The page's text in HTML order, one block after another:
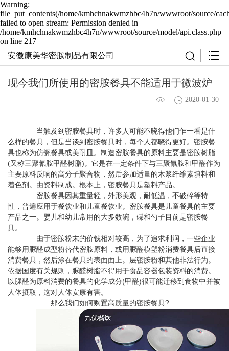
Warning:
file_put_contents(/home/kmhchnakwmzhbc4h7n/wwwroot/source/
failed to open stream: Permission denied in
/home/kmhchnakwmzhbc4h7n/wwwroot/source/model/api.class.php
on line 217
安徽康美华密胺制品有限公司
现今我们所使用的密胺餐具不能适用于微波炉
2020-01-30
当触及到密胺餐具时，许多人可能不晓得他们乍一看是什
么样的餐具，但是当谈到密胺餐具时，每个人都晓得更好。密胺餐
具也称为仿瓷餐具或美耐皿。制造密胺餐具的原料主要是密胺树脂
(又称三聚氰胺甲醛树脂)。它是在一定条件下与三聚氰胺和甲醛作为
主要原料反响的高分子聚合物，然后参加适量的木浆纤维素填料和
着色剂。由资料制成。根本上，密胺餐具是塑料产品。
密胺餐具因其重量轻，外形美观，耐低温，不破碎等特
性，普遍应用于餐饮业和儿童餐饮业。密胺餐具是儿童餐具的主要
产品之一。婴儿和幼儿常用的大多数碗，碟和勺子目前是密胺餐
具。
由于密胺粉末的价钱相对较高，为了追求利润，一些企业
能够用脲醛成型粉替代密胺原料，或用脲醛模塑粉消费餐具后直接
消费餐具，然后涂在餐具的表面面上。层密胺粉和其他非法行为。
依据国度有关规则，脲醛树脂不得用于食品容器包装资料的消费。
以脲醛为原料消费的餐具的化学成分(甲醛)很可能迁移到食物中并被
人体摄取，这对人体安康有害。
那么我们如何购置高质量的密胺餐具?